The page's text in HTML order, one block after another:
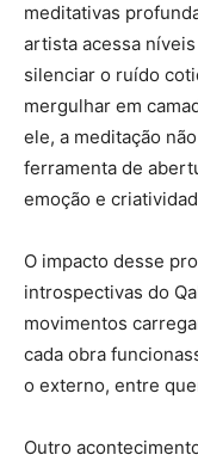
meditativas
artista acessa
silenciar o ruído
mergulhar em
ele, a meditação
ferramenta de
emoção e
O impacto desse
introspectivas do
movimentos
cada obra
o externo, entre
Outro